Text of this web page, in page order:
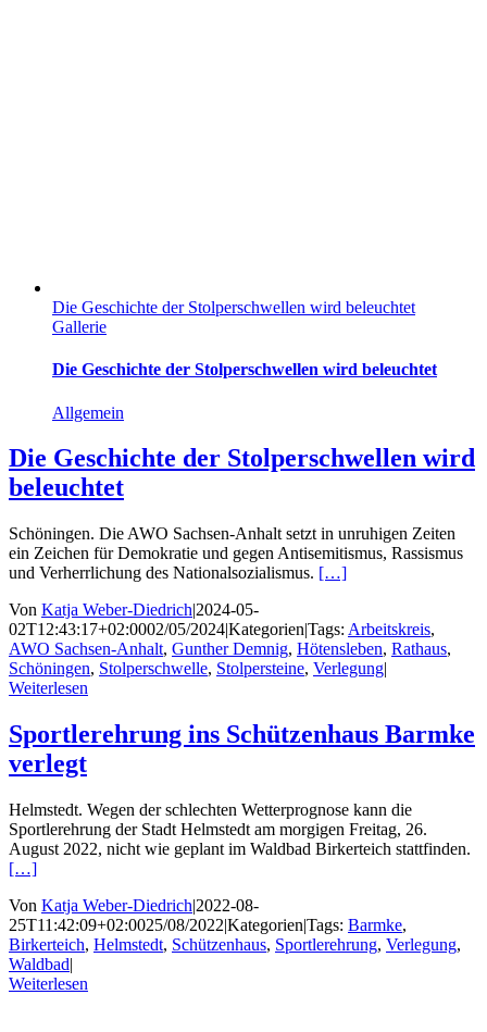
Die Geschichte der Stolperschwellen wird beleuchtet
Gallerie
Die Geschichte der Stolperschwellen wird beleuchtet
Allgemein
Die Geschichte der Stolperschwellen wird
beleuchtet
Schöningen. Die AWO Sachsen-Anhalt setzt in unruhigen Zeiten
ein Zeichen für Demokratie und gegen Antisemitismus, Rassismus
und Verherrlichung des Nationalsozialismus. […]
Von Katja Weber-Diedrich|2024-05-
02T12:43:17+02:0002/05/2024|Kategorien|Tags: Arbeitskreis,
AWO Sachsen-Anhalt, Gunther Demnig, Hötensleben, Rathaus,
Schöningen, Stolperschwelle, Stolpersteine, Verlegung|
Weiterlesen
Sportlerehrung ins Schützenhaus Barmke
verlegt
Helmstedt. Wegen der schlechten Wetterprognose kann die
Sportlerehrung der Stadt Helmstedt am morgigen Freitag, 26.
August 2022, nicht wie geplant im Waldbad Birkerteich stattfinden.
[…]
Von Katja Weber-Diedrich|2022-08-
25T11:42:09+02:0025/08/2022|Kategorien|Tags: Barmke,
Birkerteich, Helmstedt, Schützenhaus, Sportlerehrung, Verlegung,
Waldbad|
Weiterlesen